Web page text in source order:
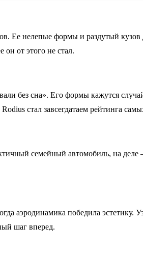
Ее нелепые формы и раздутый
он от этого не стал.
без сна». Его формы кажутся
стал завсегдатаем рейтинга
семейный автомобиль, на
аэродинамика победила
шаг вперед.